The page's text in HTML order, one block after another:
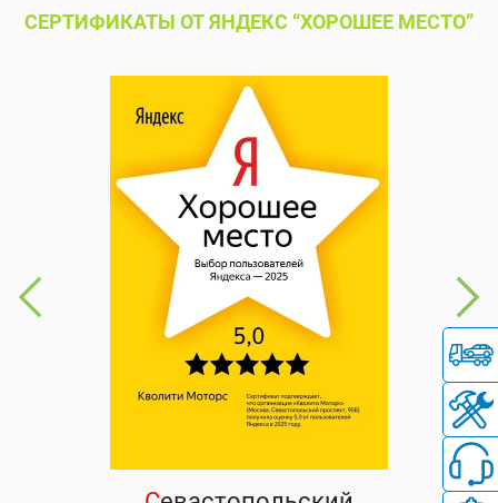
СЕРТИФИКАТЫ ОТ ЯНДЕКС “ХОРОШЕЕ МЕСТО”